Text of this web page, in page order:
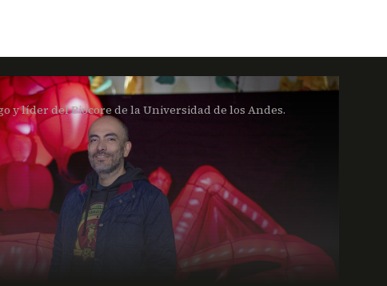
y líder del Biocore de la Universidad de los Andes.